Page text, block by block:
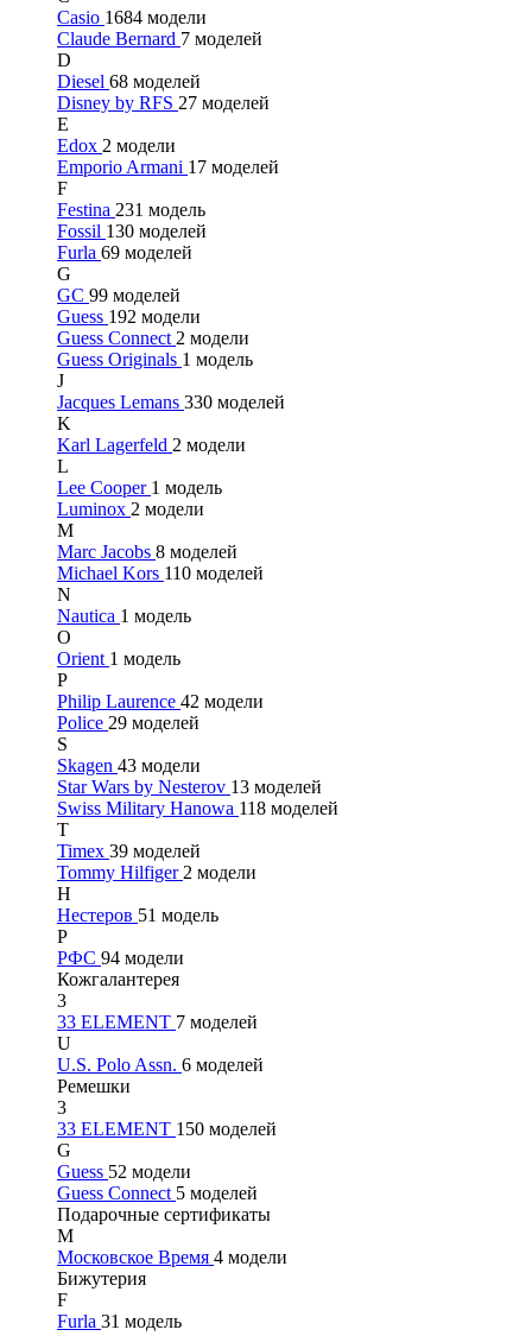
Casio 1684 модели
Claude Bernard 7 моделей
D
Diesel 68 моделей
Disney by RFS 27 моделей
E
Edox 2 модели
Emporio Armani 17 моделей
F
Festina 231 модель
Fossil 130 моделей
Furla 69 моделей
G
GC 99 моделей
Guess 192 модели
Guess Connect 2 модели
Guess Originals 1 модель
J
Jacques Lemans 330 моделей
K
Karl Lagerfeld 2 модели
L
Lee Cooper 1 модель
Luminox 2 модели
M
Marc Jacobs 8 моделей
Michael Kors 110 моделей
N
Nautica 1 модель
O
Orient 1 модель
P
Philip Laurence 42 модели
Police 29 моделей
S
Skagen 43 модели
Star Wars by Nesterov 13 моделей
Swiss Military Hanowa 118 моделей
T
Timex 39 моделей
Tommy Hilfiger 2 модели
Н
Нестеров 51 модель
Р
РФС 94 модели
Кожгалантерея
3
33 ELEMENT 7 моделей
U
U.S. Polo Assn. 6 моделей
Ремешки
3
33 ELEMENT 150 моделей
G
Guess 52 модели
Guess Connect 5 моделей
Подарочные сертификаты
М
Московское Время 4 модели
Бижутерия
F
Furla 31 модель